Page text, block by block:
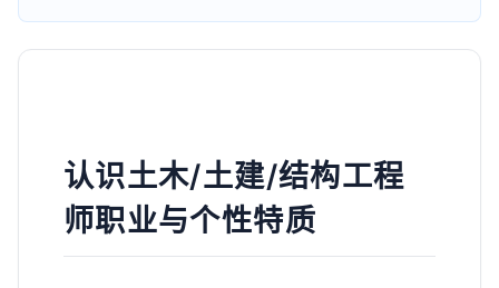
认识土木/土建/结构工程
师职业与个性特质